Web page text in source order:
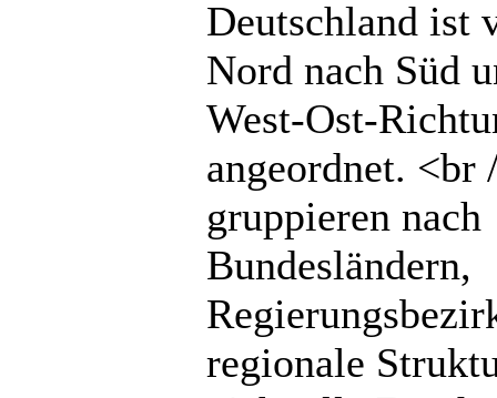
Deutschland ist
Nord nach Süd
West-Ost-
angeordnet. <br
gruppieren nach
Bundesländern,
regionale